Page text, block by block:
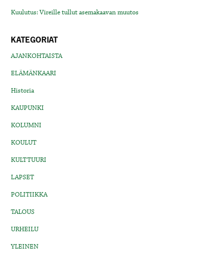
Kuulutus: Vireille tullut asemakaavan muutos
KATEGORIAT
AJANKOHTAISTA
ELÄMÄNKAARI
Historia
KAUPUNKI
KOLUMNI
KOULUT
KULTTUURI
LAPSET
POLITIIKKA
TALOUS
URHEILU
YLEINEN